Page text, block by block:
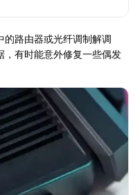
的路由器或光纤调制解调
，有时能意外修复一些偶发